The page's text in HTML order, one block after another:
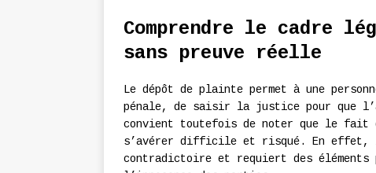
Comprendre le cadre
sans preuve réelle
Le dépôt de plainte permet à une
pénale, de saisir la justice pour que
convient toutefois de noter que le fait
s’avérer difficile et risqué. En effet,
contradictoire et requiert des